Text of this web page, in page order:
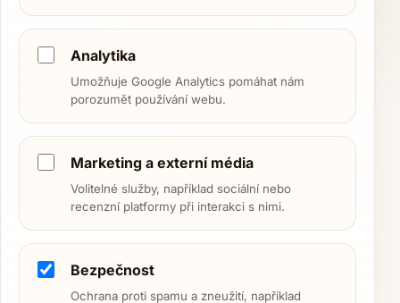
Analytika
Umožňuje Google Analytics pomáhat nám
porozumět používání webu.
Marketing a externí média
Volitelné služby, například sociální nebo
recenzní platformy při interakci s nimi.
Bezpečnost
Ochrana proti spamu a zneužití, například